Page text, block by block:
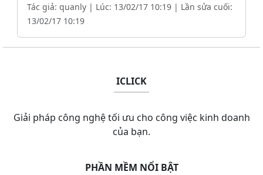
Tác giả: quanly | Lúc: 13/02/17 10:19 | Lần sửa cuối:
13/02/17 10:19
ICLICK
Giải pháp công nghệ tối ưu cho công việc kinh doanh
của bạn.
PHẦN MỀM NỔI BẬT